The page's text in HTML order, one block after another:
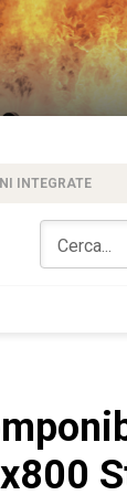
INTEGRATE